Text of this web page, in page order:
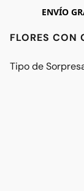
ENVÍO
FLORES CON
Tipo de